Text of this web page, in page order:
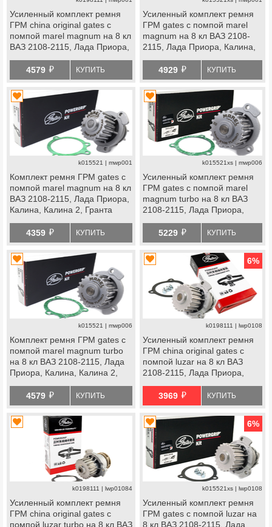
Усиленный комплект ремня
ГРМ china original gates с
помпой marel magnum на 8 кл
ВАЗ 2108-2115, Лада Приора,
Стандарт, Ока
4579 й КУПИТЬ
Усиленный комплект ремня
ГРМ gates с помпой marel
magnum на 8 кл ВАЗ 2108-
2115, Лада Приора, Калина,
4929 й КУПИТЬ
k015521 | mwp001
Комплект ремня ГРМ gates с
помпой marel magnum на 8 кл
ВАЗ 2108-2115, Лада Приора,
Калина, Калина 2, Гранта
4359 й КУПИТЬ
k015521xs | mwp006
Усиленный комплект ремня
ГРМ gates с помпой marel
magnum turbo на 8 кл ВАЗ
2108-2115, Лада Приора,
Стандарт, Ока
5229 й КУПИТЬ
k015521 | mwp006
Комплект ремня ГРМ gates с
помпой marel magnum turbo
на 8 кл ВАЗ 2108-2115, Лада
Приора, Калина, Калина 2,
4579 й КУПИТЬ
6%
k0198111 | lwp0108
Усиленный комплект ремня
ГРМ china original gates с
помпой luzar на 8 кл ВАЗ
2108-2115, Лада Приора,
Стандарт, Ока
3969 й КУПИТЬ
k0198111 | lwp01084
Усиленный комплект ремня
ГРМ china original gates с
помпой luzar turbo на 8 кл ВАЗ
6%
k015521xs | lwp0108
Усиленный комплект ремня
ГРМ gates с помпой luzar на
8 кл ВАЗ 2108-2115, Лада